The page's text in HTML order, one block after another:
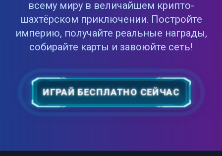
всему миру в величайшем крипто-
шахтёрском приключении. Постройте
империю, получайте реальные награды,
собирайте карты и завоюйте сеть!
ИГРАЙ БЕСПЛАТНО СЕЙЧАС